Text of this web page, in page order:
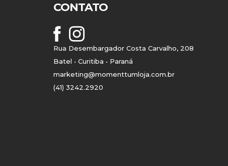
CONTATO
Rua Desembargador Costa Carvalho, 208
Batel • Curitiba • Paraná
marketing@momenttumloja.com.br
(41) 3242.2920